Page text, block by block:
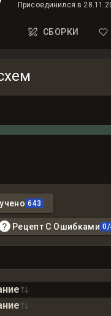
Присоединился в
СБОРКИ
643
Рецепт С Ошибками 0/